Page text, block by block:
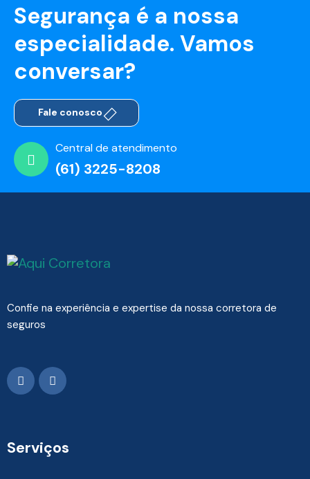
Segurança é a nossa
especialidade. Vamos
conversar?
Fale conosco
Central de atendimento
(61) 3225-8208
Confie na experiência e expertise da nossa corretora de
seguros
Serviços